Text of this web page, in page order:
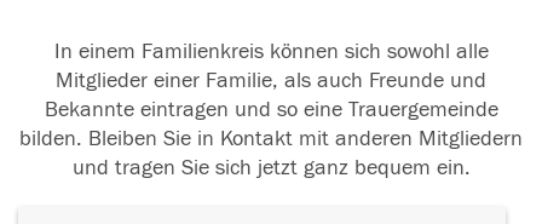
In einem Familienkreis können sich sowohl alle
Mitglieder einer Familie, als auch Freunde und
Bekannte eintragen und so eine Trauergemeinde
bilden. Bleiben Sie in Kontakt mit anderen Mitgliedern
und tragen Sie sich jetzt ganz bequem ein.